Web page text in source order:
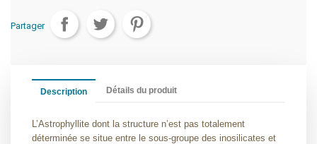
Partager
Description Détails du produit
L’Astrophyllite dont la structure n’est pas totalement
déterminée se situe entre le sous-groupe des inosilicates et